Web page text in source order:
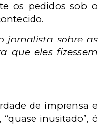
os pedidos sob o
jornalista sobre as
que eles fizessem
de imprensa e
inusitado”, é